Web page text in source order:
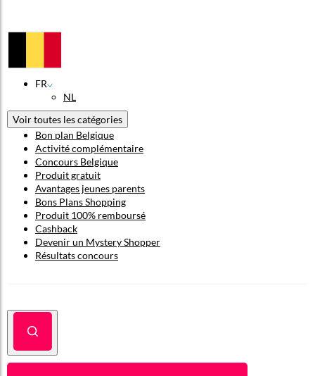
FR
NL
Voir toutes les catégories
Bon plan Belgique
Activité complémentaire
Concours Belgique
Produit gratuit
Avantages jeunes parents
Bons Plans Shopping
Produit 100% remboursé
Cashback
Devenir un Mystery Shopper
Résultats concours